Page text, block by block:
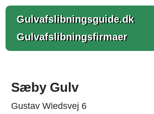
Gulvafslibningsguide.dk
Gulvafslibningsfirmaer
Sæby Gulv
Gustav Wiedsvej 6